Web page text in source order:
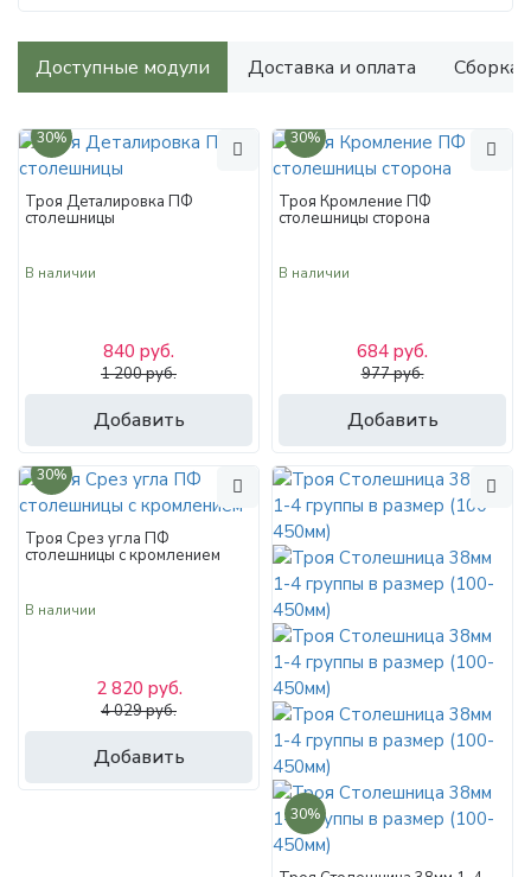
Доступные модули Доставка и оплата Сборка
30%
Троя Деталировка ПФ
столешницы
В наличии
Добавить
840 руб.
1 200 руб.
30%
Троя Кромление ПФ
столешницы сторона
В наличии
Добавить
684 руб.
977 руб.
30%
Троя Срез угла ПФ
столешницы с кромлением
В наличии
Добавить
2 820 руб.
4 029 руб.
30%